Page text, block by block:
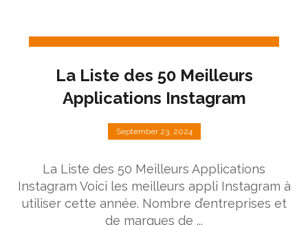
La Liste des 50 Meilleurs
Applications Instagram
September 23, 2024
La Liste des 50 Meilleurs Applications
Instagram Voici les meilleurs appli Instagram à
utiliser cette année. Nombre d’entreprises et
de marques de ...